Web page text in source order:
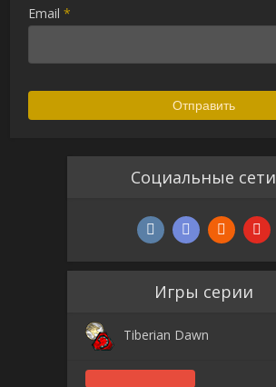
Email*
Социальные сети
Игры серии
Tiberian Dawn